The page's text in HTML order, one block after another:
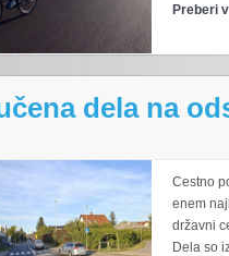
Preberi
dela na
Cestno
enem
državni
Dela so